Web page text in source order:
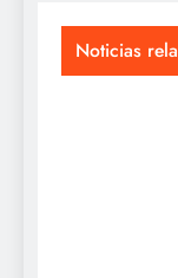
Noticias